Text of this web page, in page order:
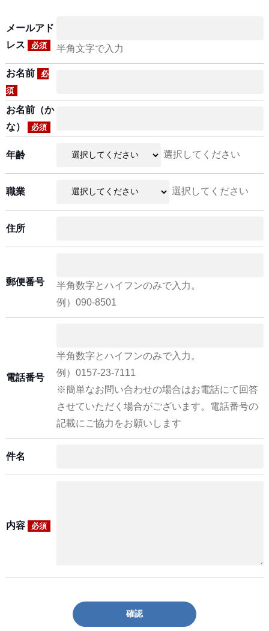
メールアド
レス
必須 半角文字で入力
お名前
必
須
お名前（か
な）
必須
年齢 選択してください
職業 選択してください
住所
郵便番号
半角数字とハイフンのみで入力。
例）090-8501
電話番号
半角数字とハイフンのみで入力。
例）0157-23-7111
※簡単なお問い合わせの場合はお電話にて回答
させていただく場合がございます。電話番号の
記載にご協力をお願いします
件名
内容 必須
確認